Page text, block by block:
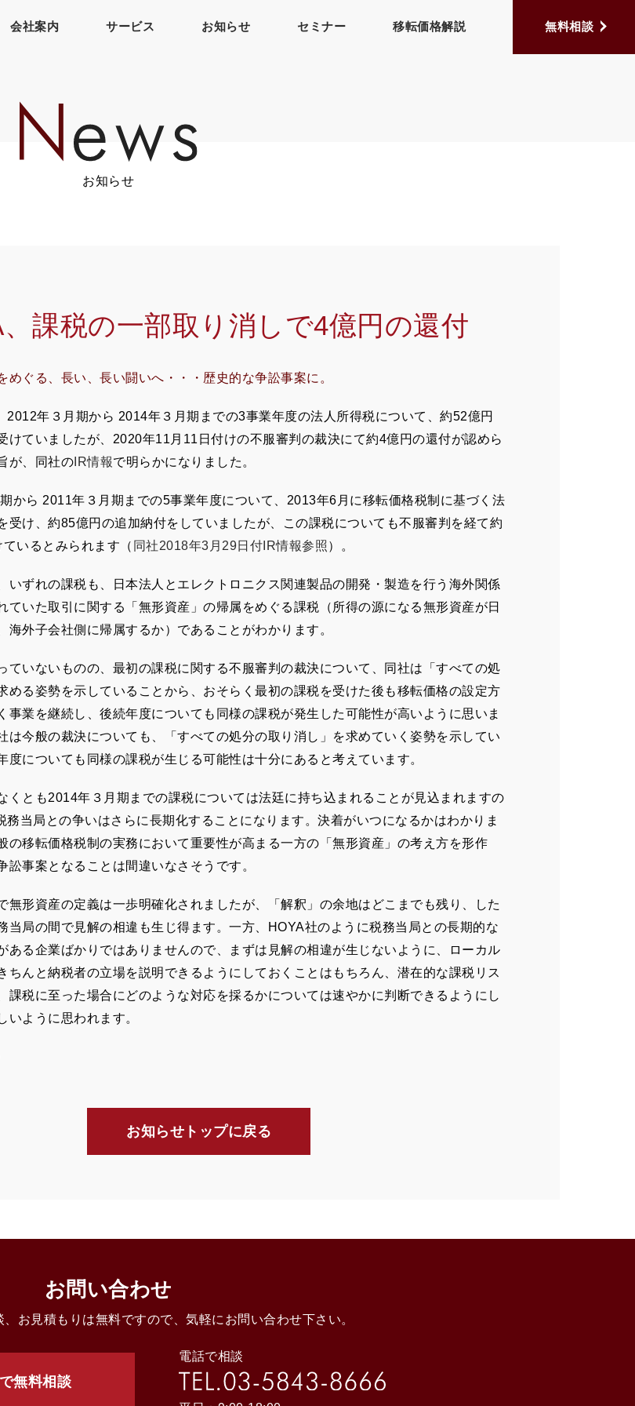
会社案内 サービス お知らせ セミナー 移転価格解説 無料相談
お知らせ
、課税の一部取り消しで4億円の還付
めぐる、長い、長い闘いへ・・・歴史的な争訟事案に。
2012年３月期から 2014年３月期までの3事業年度の法人所得税について、約52億円
けていましたが、2020年11月11日付けの不服審判の裁決にて約4億円の還付が認めら
が、同社の IR情報で明らかになりました。
から 2011年３月期までの5事業年度について、2013年6月に移転価格税制に基づく法
受け、約85億円の追加納付をしていましたが、この課税についても不服審判を経て約
いるとみられます（ 同社2018年3月29日付IR情報参照 ）。
いずれの課税も、日本法人とエレクトロニクス関連製品の開発・製造を行う海外関係
ていた取引に関する「無形資産」の帰属をめぐる課税（所得の源になる無形資産が日
海外子会社側に帰属するか）であることがわかります。
ていないものの、最初の課税に関する不服審判の裁決について、同社は「すべての処
める姿勢を示していることから、おそらく最初の課税を受けた後も移転価格の設定方
事業を継続し、後続年度についても同様の課税が発生した可能性が高いように思いま
は今般の裁決についても、「すべての処分の取り消し」を求めていく姿勢を示してい
度についても同様の課税が生じる可能性は十分にあると考えています。
くとも2014年３月期までの課税については法廷に持ち込まれることが見込まれますの
務当局との争いはさらに長期化することになります。決着がいつになるかはわかりま
の移転価格税制の実務において重要性が高まる一方の「無形資産」の考え方を形作
訟事案となることは間違いなさそうです。
無形資産の定義は一歩明確化されましたが、「解釈」の余地はどこまでも残り、した
当局の間で見解の相違も生じ得ます。一方、HOYA社のように税務当局との長期的な
ある企業ばかりではありませんので、まずは見解の相違が生じないように、ローカル
ちんと納税者の立場を説明できるようにしておくことはもちろん、潜在的な課税リス
課税に至った場合にどのような対応を採るかについては速やかに判断できるようにし
いように思われます。
お知らせトップに戻る
お問い合わせ
お見積もりは無料ですので、気軽にお問い合わせ下さい。
無料相談
電話で相談